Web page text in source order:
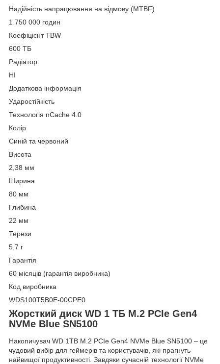
Надійність напрацювання на відмову (MTBF)
1 750 000 годин
Коефіцієнт TBW
600 ТБ
Радіатор
НІ
Додаткова інформація
Ударостійкість
Технологія nCache 4.0
Колір
Синій та червоний
Висота
2,38 мм
Ширина
80 мм
Глибина
22 мм
Терези
5,7 г
Гарантія
60 місяців (гарантія виробника)
Код виробника
WDS100T5B0E-00CPE0
Жорсткий диск WD 1 ТБ M.2 PCIe Gen4
NVMe Blue SN5100
Накопичувач WD 1TB M.2 PCIe Gen4 NVMe Blue SN5100 – це
чудовий вибір для геймерів та користувачів, які прагнуть
найвищої продуктивності. Завдяки сучасній технології NVMe